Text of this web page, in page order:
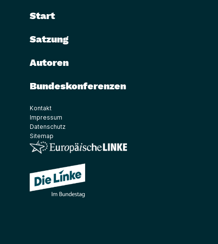
Start
Satzung
Autoren
Bundeskonferenzen
Kontakt
Impressum
Datenschutz
Sitemap
(Link öffnet ein neues Fenster)